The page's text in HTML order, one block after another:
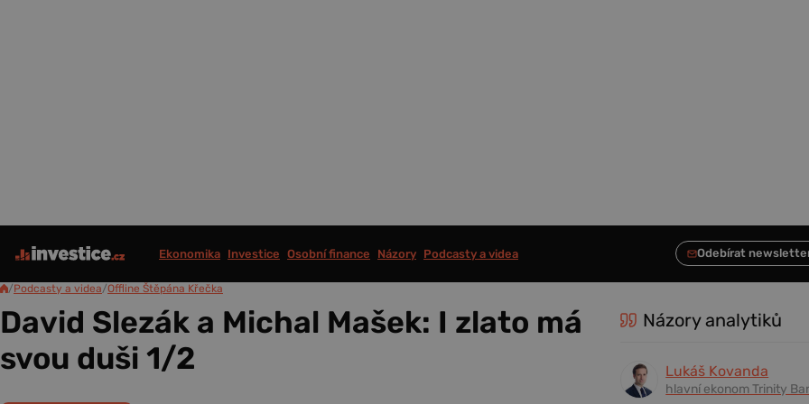
Ekonomika Investice Osobní finance Názory Podcasty a videa
/Podcasty a videa/Offline Štěpána Křečka
David Slezák a Michal Mašek: I zlato má
svou duši 1/2
Názory analytiků
Lukáš Kovanda
hlavní ekonom Trinity